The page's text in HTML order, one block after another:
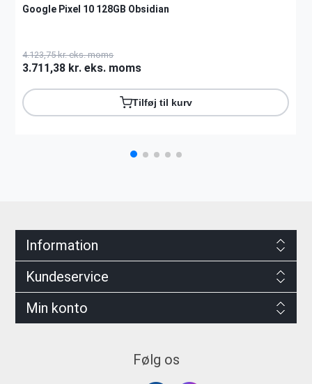
Google Pixel 10 128GB Obsidian
4.123,75 kr. eks. moms
3.711,38 kr. eks. moms
Tilføj til kurv
Information
Kundeservice
Min konto
Følg os